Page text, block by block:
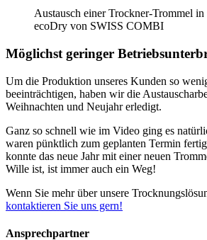
Austausch einer Trockner-Trommel
ecoDry von SWISS COMBI
Möglichst geringer
Um die Produktion unseres Kunden so
beeinträchtigen, haben wir die
Weihnachten und Neujahr erledigt.
Ganz so schnell wie im Video ging es
waren pünktlich zum geplanten Termin
konnte das neue Jahr mit einer neuen
Wille ist, ist immer auch ein Weg!
Wenn Sie mehr über unsere
kontaktieren Sie uns gern!
Ansprechpartner